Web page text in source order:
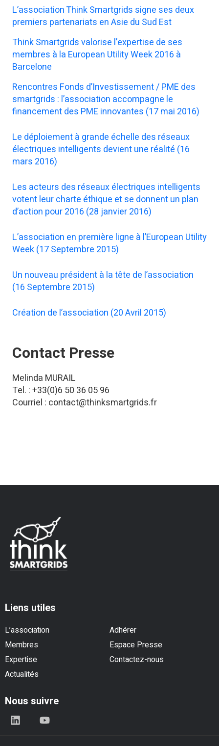
L’association Think Smartgrids signe ses deux
premiers partenariats en Asie du Sud Est
Think Smartgrids valorise l’expertise de ses
membres à la European Utility Week 2016 à
Barcelone
Rencontres Fonds d’Investissement / PME des
smartgrids : l’association accompagne le
financement des PME innovantes (17 mai 2016)
Le déploiement à grande échelle des réseaux
électriques intelligents devient une réalité (16
mars 2016)
Les acteurs des réseaux électriques intelligents
votent leur charte éthique et se donnent un plan
d’action pour 2016 (28 janvier 2016)
L’association en première ligne à l’European Utility
Week (17 Septembre 2015)
Un nouveau président à la tête de l’association
(16 Septembre 2015)
Création de l’association (20 Avril 2015)
Contact Presse
Melinda MURAIL
Tel. : +33(0)6 50 36 05 96
Courriel : contact@thinksmartgrids.fr
Liens utiles
L’association
Adhérer
Membres
Espace Presse
Expertise
Contactez-nous
Actualités
Nous suivre